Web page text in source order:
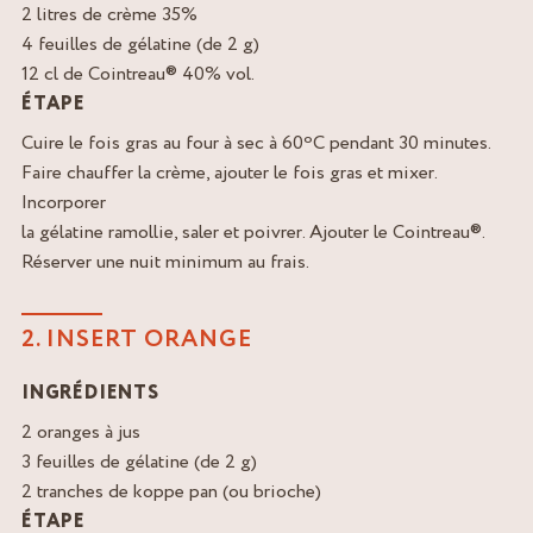
2 litres de crème 35%
4 feuilles de gélatine (de 2 g)
12 cl de Cointreau® 40% vol.
ÉTAPE
Cuire le fois gras au four à sec à 60ºC pendant 30 minutes.
Faire chauffer la crème, ajouter le fois gras et mixer.
Incorporer
la gélatine ramollie, saler et poivrer. Ajouter le Cointreau®.
Réserver une nuit minimum au frais.
2. INSERT ORANGE
INGRÉDIENTS
2 oranges à jus
3 feuilles de gélatine (de 2 g)
2 tranches de koppe pan (ou brioche)
ÉTAPE